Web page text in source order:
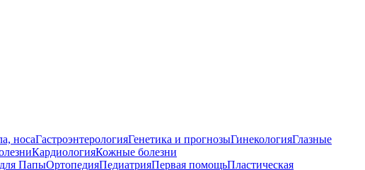
носаГастроэнтерологияГенетика и прогнозыГинекологияГлазные
КардиологияКожные болезни
ПапыОртопедияПедиатрияПервая помощьПластическая